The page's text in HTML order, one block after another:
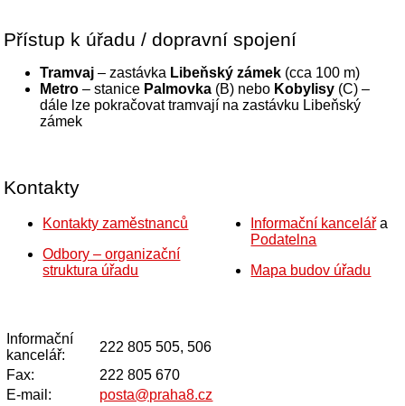
Přístup k úřadu / dopravní spojení
Tramvaj – zastávka Libeňský zámek (cca 100 m)
Metro – stanice Palmovka (B) nebo Kobylisy (C) –
dále lze pokračovat tramvají na zastávku Libeňský
zámek
Kontakty
Kontakty zaměstnanců
Odbory – organizační
struktura úřadu
Informační kancelář a
Podatelna
Mapa budov úřadu
Informační
kancelář:
222 805 505, 506
Fax:
222 805 670
E-mail:
posta@praha8.cz